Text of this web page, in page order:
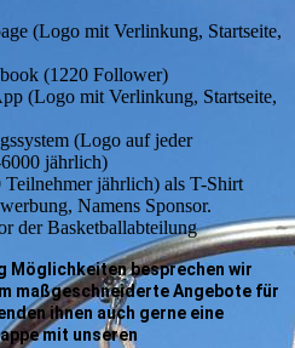
(Logo mit Verlinkung, Startseite,
(1220 Follower)
(Logo mit Verlinkung, Startseite,
(Logo auf jeder
jährlich)
Teilnehmer jährlich) als T-Shirt
Namens Sponsor.
der Basketballabteilung
Möglichkeiten besprechen wir
maßgeschneiderte Angebote für
ihnen auch gerne eine
mit unseren